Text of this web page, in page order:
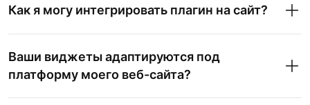
Как я могу интегрировать плагин на сайт?
Ваши виджеты адаптируются под
платформу моего веб-сайта?